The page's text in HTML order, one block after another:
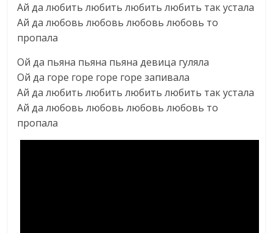
Ай да любить любить любить любить так устала
Ай да любовь любовь любовь любовь то
пропала
Ой да пьяна пьяна пьяна девица гуляла
Ой да горе горе горе горе запивала
Ай да любить любить любить любить так устала
Ай да любовь любовь любовь любовь то
пропала